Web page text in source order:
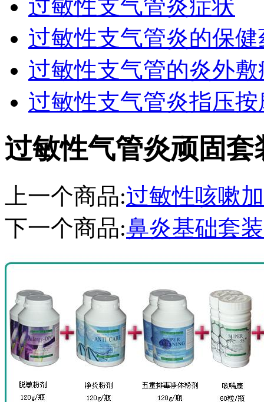
过敏性支气管炎症状
过敏性支气管炎的保健
过敏性支气管的炎外敷
过敏性支气管炎指压
过敏性气管炎顽固套
上一个商品:过敏性咳嗽
下一个商品:鼻炎基础套装